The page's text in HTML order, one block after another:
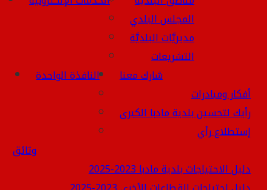
المجلس البلدي
مديريَّات البلديَّة
التشريعات
شارك معنا
أفكار ومبادرات
رأيك لتحسين بلدية مادبا الكبرى
إستطلاع رأي
النافذة الواحدة
وثائق
دليل الاحتياجات بلدية مادبا 2023-2025